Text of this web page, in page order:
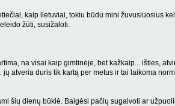
kaip lietuviai, tokiu būdu mini žuvusiuosius
žūti, susižaloti.
na visai kaip gimtinėje, bet kažkaip... išties,
atveria duris tik kartą per metus ir tai laikoma
šių dienų būklė. Baigėsi pačių sugalvoti ar